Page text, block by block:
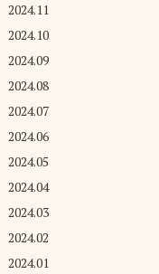
2024.11
2024.10
2024.09
2024.08
2024.07
2024.06
2024.05
2024.04
2024.03
2024.02
2024.01